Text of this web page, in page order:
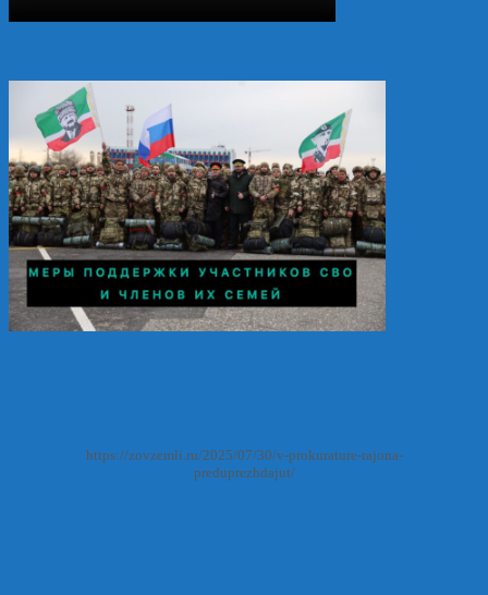
https://zovzemli.ru/2025/07/30/v-prokurature-rajona-
preduprezhdajut/